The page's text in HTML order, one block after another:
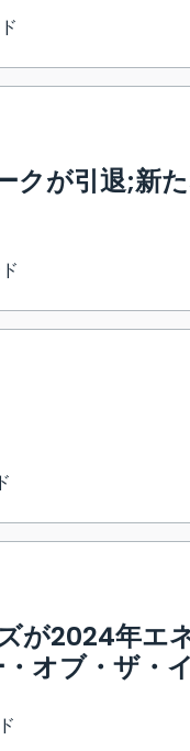
クが引退;新
が2024年エ
・オブ・ザ・